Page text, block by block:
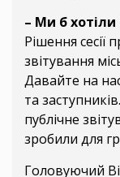
– Ми б
Рішення сесії
звітування
Давайте на
та
публічне
зробили для
Головуючий